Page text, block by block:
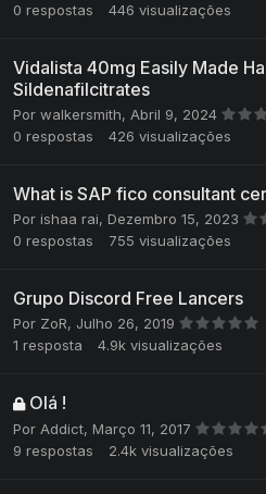
0 respostas 446 visualizações
Vidalista 40mg Easily Made
Sildenafilcitrates
Por walkersmith, Abril 9, 2024
0 respostas 426 visualizações
What is SAP fico consultant
Por ishaa rai, Dezembro 15, 2023
0 respostas 755 visualizações
Grupo Discord Free Lancers
Por ZoR, Julho 26, 2019
1 resposta 4.9k visualizações
Olá !
Por Addict, Março 11, 2017
9 respostas 2.4k visualizações